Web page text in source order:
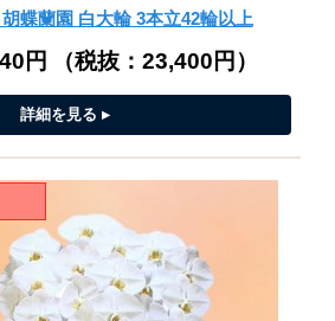
蝶蘭園 白大輪 3本立42輪以上
円 （税抜： 23,400円 ）